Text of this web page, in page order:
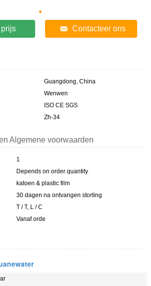
Contacteer ons
Guangdong, China
Wenwen
ISO CE SGS
Zh-34
Algemene voorwaarden
1
Depends on order quantity
katoen & plastic film
30 dagen na ontvangen storting
T / T, L / C
Vanaf orde